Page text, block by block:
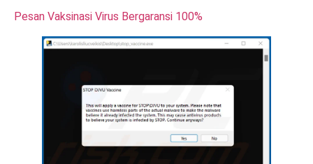
Pesan Vaksinasi Virus Bergaransi 100%